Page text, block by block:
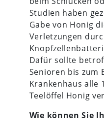
Studien haben
Gabe von Honig
Verletzungen
Dafür sollte
Senioren bis zum
Krankenhaus alle
Teelöffel Honig
Wie können Sie